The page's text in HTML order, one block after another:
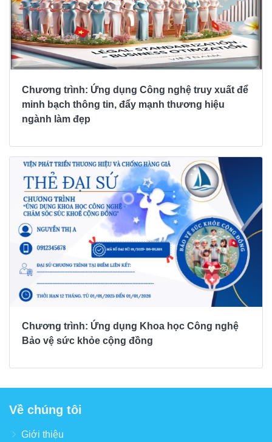
Chương trình: Ứng dụng Công nghệ truy xuất để
minh bạch thông tin, đẩy mạnh thương hiệu
ngành làm đẹp
Chương trình: Ứng dụng Khoa học Công nghệ
Bảo vệ sức khỏe cộng đồng
Về chúng tôi
Giới thiệu